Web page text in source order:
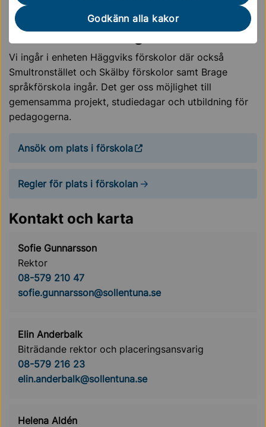
Godkänn alla kakor
Hållbarhet – hälsa och miljö.
Ansökan och köregler
Vi ingår i enheten Häggviks förskolor där också
Smultronstället och Skälby förskolor samt Brage
språkförskola ingår. Det ger oss möjlighet till
gemensamma projekt, studiedagar och utbildning för
pedagogerna.
Ansök om plats i förskola
Regler för plats i förskolan
Kontakt och karta
Sofie Gunnarsson
Rektor
08-579 210 47
sofie.gunnarsson@sollentuna.se
Elin Anderbalk
Biträdande rektor och placeringsansvarig
08-579 216 23
elin.anderbalk@sollentuna.se
Helena Aldén